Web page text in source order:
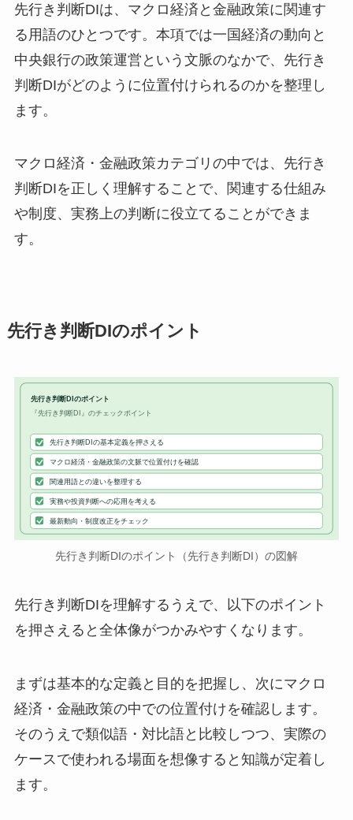
先行き判断DIは、マクロ経済と金融政策に関連す
る用語のひとつです。本項では一国経済の動向と
中央銀行の政策運営という文脈のなかで、先行き
判断DIがどのように位置付けられるのかを整理し
ます。
マクロ経済・金融政策カテゴリの中では、先行き
判断DIを正しく理解することで、関連する仕組み
や制度、実務上の判断に役立てることができま
す。
先行き判断DIのポイント
先行き判断DIのポイント
『先行き判断DI』のチェックポイント
先行き判断DIの基本定義を押さえる
マクロ経済・金融政策の文脈で位置付けを確認
関連用語との違いを整理する
実務や投資判断への応用を考える
最新動向・制度改正をチェック
先行き判断DIのポイント（先行き判断DI）の図解
先行き判断DIを理解するうえで、以下のポイント
を押さえると全体像がつかみやすくなります。
まずは基本的な定義と目的を把握し、次にマクロ
経済・金融政策の中での位置付けを確認します。
そのうえで類似語・対比語と比較しつつ、実際の
ケースで使われる場面を想像すると知識が定着し
ます。